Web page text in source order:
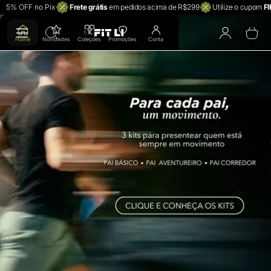
5% OFF no Pix Frete grátisem pedidos acima de R$299 Utilize o cupom
FIT LI (Varejo)
Home Novidades Coleções Promoções Conta